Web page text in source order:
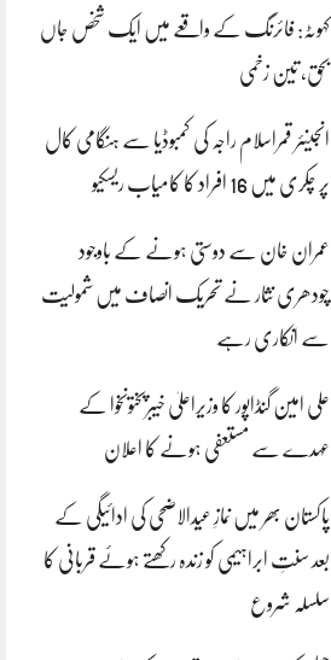
کہوٹہ: فائرنگ کے واقعے میں ایک شخص جاں
بحق، تین زخمی
انجینئر قمراسلام راجہ کی کمبوڈیا سے ہنگامی کال
پر چکری میں 16 افراد کا کامیاب ریسکیو
عمران خان سے دوستی ہونے کے باوجود
چودھری نثار نے تحریک انصاف میں شمولیت
سے انکاری رہے
علی امین گنڈاپور کا وزیراعلیٰ خیبرپختونخوا کے
عہدے سے مستعفی ہونے کا اعلان
پاکستان بھر میں نمازِ عیدالاضحی کی ادائیگی کے
بعد سنتِ ابراہیمی کو زندہ رکھتے ہوئے قربانی کا
سلسلہ شروع